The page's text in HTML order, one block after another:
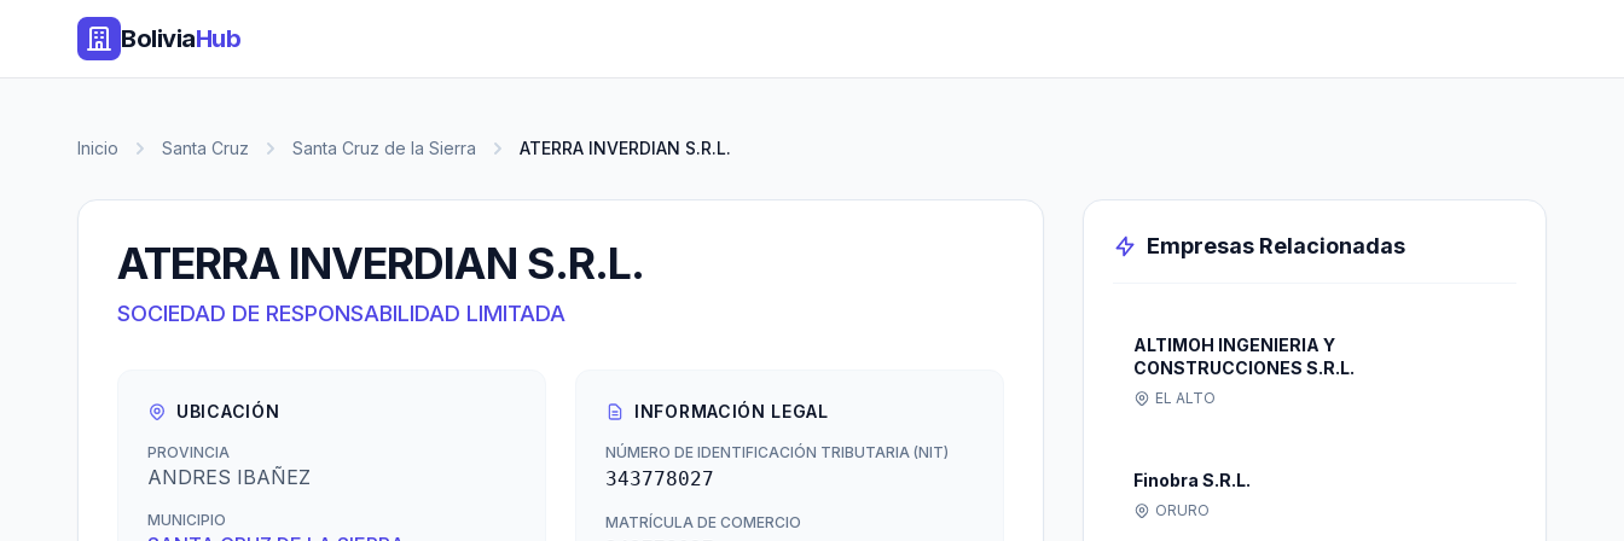
BoliviaHub
Inicio Santa Cruz Santa Cruz de la Sierra ATERRA INVERDIAN S.R.L.
ATERRA INVERDIAN S.R.L.
SOCIEDAD DE RESPONSABILIDAD LIMITADA
UBICACIÓN
PROVINCIA
ANDRES IBAÑEZ
MUNICIPIO
INFORMACIÓN LEGAL
NÚMERO DE IDENTIFICACIÓN TRIBUTARIA (NIT)
343778027
MATRÍCULA DE COMERCIO
Empresas Relacionadas
ALTIMOH INGENIERIA Y
CONSTRUCCIONES S.R.L.
EL ALTO
Finobra S.R.L.
ORURO